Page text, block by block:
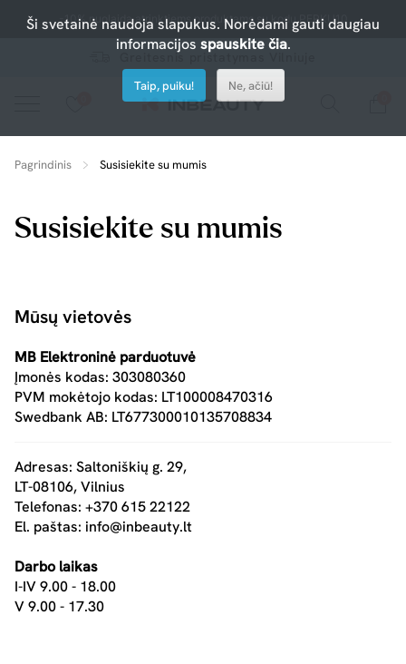
-10% nuolaida atrinktiems produktams su kodu PERKU10
Greitesnis pristatymas Vilniuje
Pagrindinis Susisiekite su mumis
Susisiekite su mumis
Mūsų vietovės
MB Elektroninė parduotuvė
Įmonės kodas: 303080360
PVM mokėtojo kodas: LT100008470316
Swedbank AB: LT677300010135708834
Adresas: Saltoniškių g. 29,
LT-08106, Vilnius
Telefonas: +370 615 22122
El. paštas: info@inbeauty.lt
Darbo laikas
I-IV 9.00 - 18.00
V 9.00 - 17.30
Ši svetainė naudoja slapukus. Norėdami gauti daugiau
informacijos spauskite čia.
Taip, puiku! Ne, ačiū!